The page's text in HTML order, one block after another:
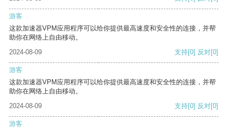
游客
这款加速器VPM应用程序可以给你提供最高速度和安全性的连接，并帮
助你在网络上自由移动。
2024-08-09
支持[0] 反对[0]
游客
这款加速器VPM应用程序可以给你提供最高速度和安全性的连接，并帮
助你在网络上自由移动。
2024-08-09
支持[0] 反对[0]
游客